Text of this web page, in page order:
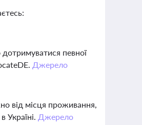
певної
Джерело
від місця проживання,
Україні. Джерело